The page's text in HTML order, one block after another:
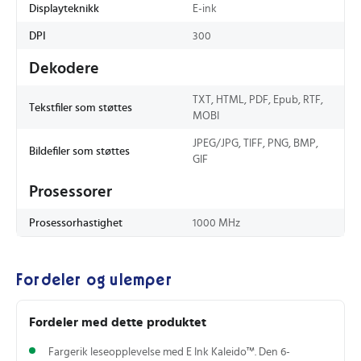
Displayteknikk E-ink
DPI 300
Dekodere
Tekstfiler som støttes
TXT, HTML, PDF, Epub, RTF,
MOBI
Bildefiler som støttes
JPEG/JPG, TIFF, PNG, BMP,
GIF
Prosessorer
Prosessorhastighet 1000 MHz
Fordeler og ulemper
Fordeler med dette produktet
Fargerik leseopplevelse med E Ink Kaleido™. Den 6-